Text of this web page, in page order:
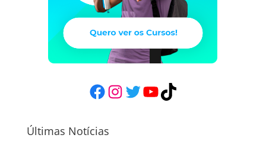
Facebook
Instagram
Twitter
YouTube
TikTok
Últimas Notícias